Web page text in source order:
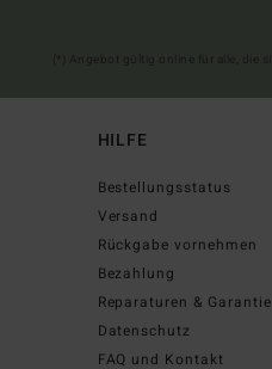
HILFE
Bestellungsstatus
Versand
Rückgabe vornehmen
Bezahlung
Reparaturen & Garantie
Datenschutz
FAQ und Kontakt